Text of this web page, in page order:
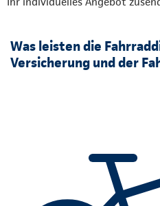
Was leisten die
Versicherung und der